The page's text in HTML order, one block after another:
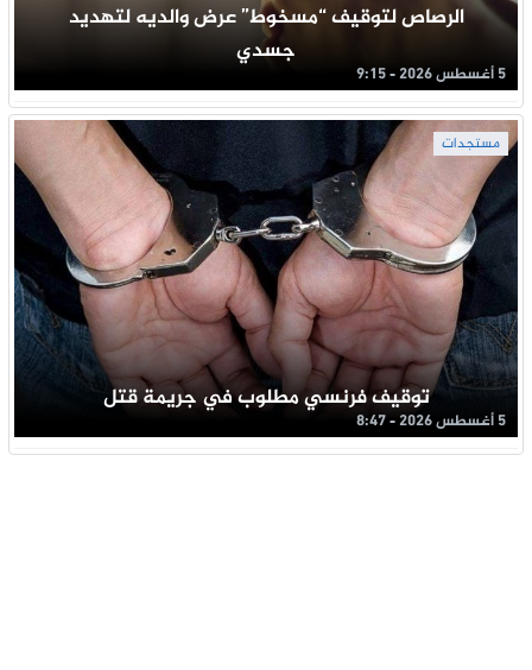
الرصاص لتوقيف “مسخوط” عرض والديه لتهديد
جسدي
5 أغسطس 2026 - 9:15
مستجدات
توقيف فرنسي مطلوب في جريمة قتل
5 أغسطس 2026 - 8:47